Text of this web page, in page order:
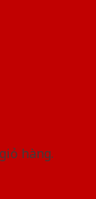
hàng.